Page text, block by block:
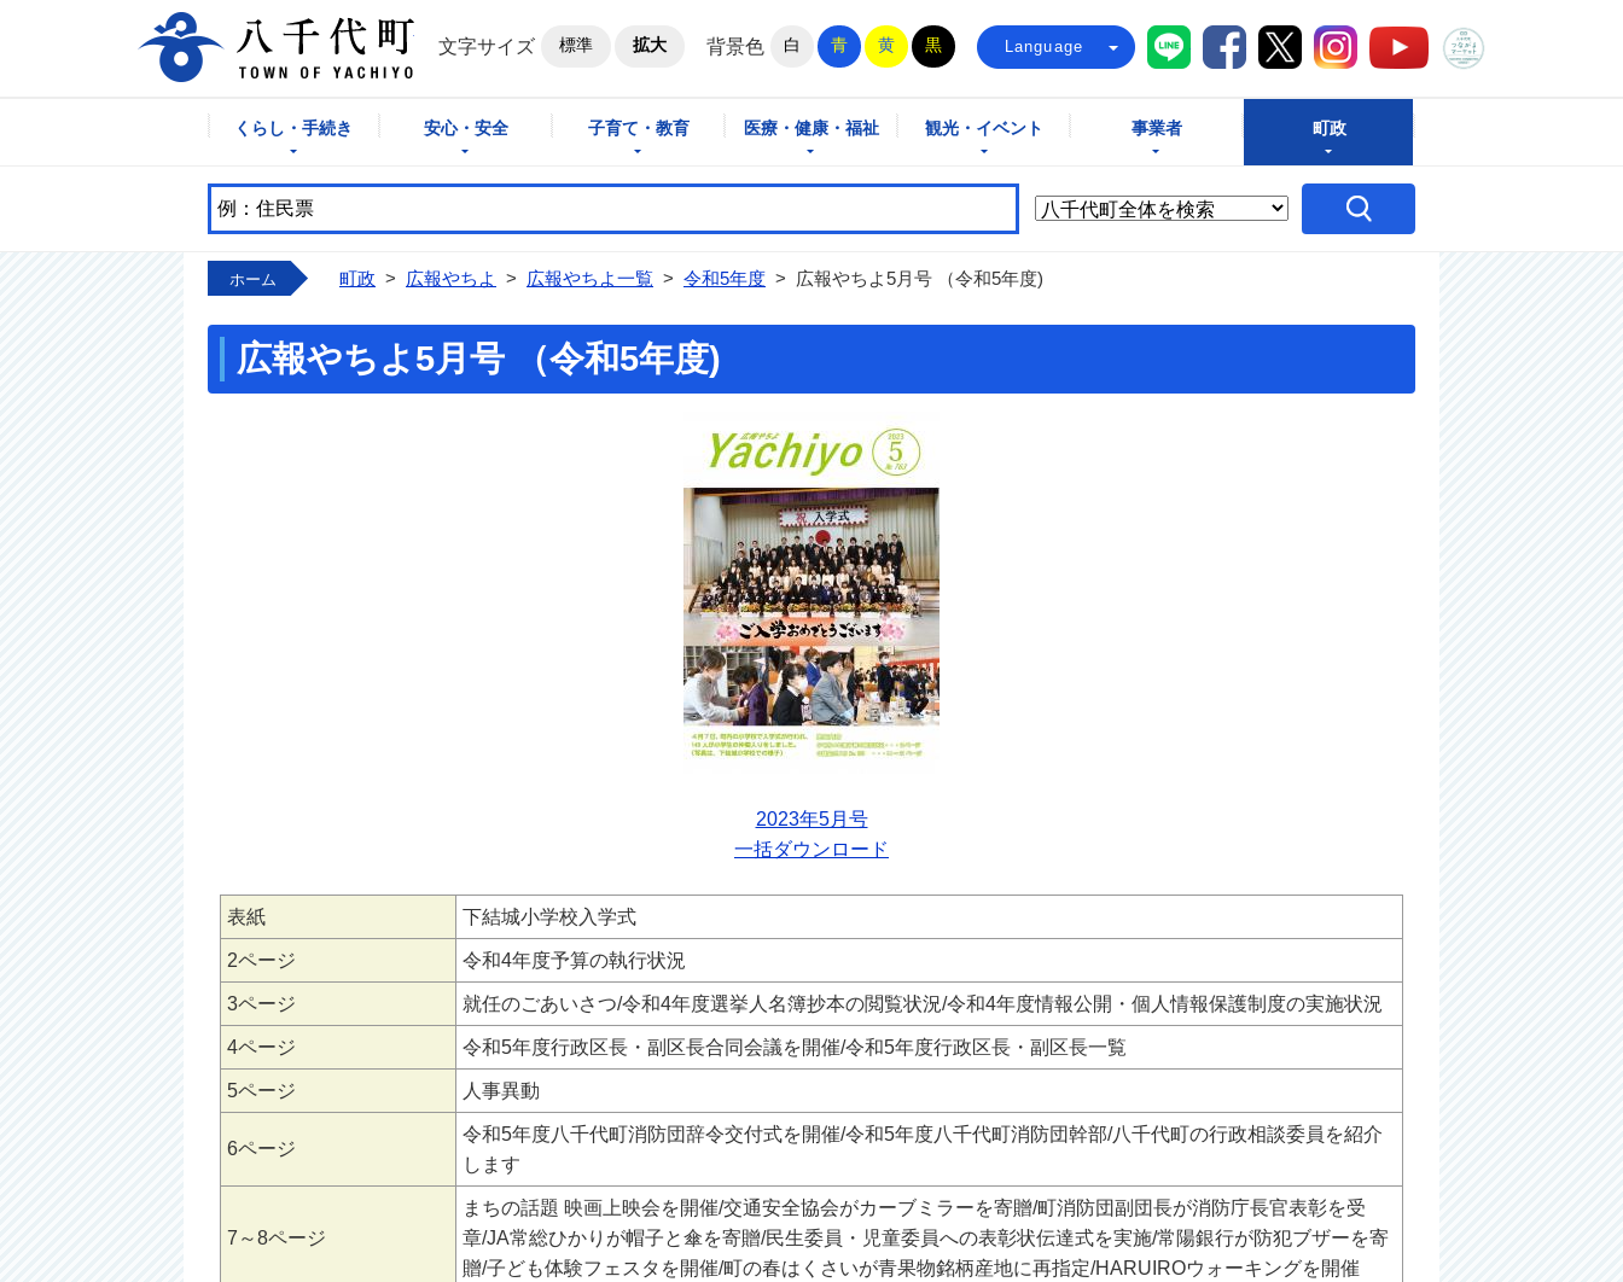
八千代町公式ホームページ
文字サイズ
標準 拡大 背景色 白 青 黄 黒 Language 八千代町LINE
八千代町Facebook
八千代町X八千代町Instagram八千代町YouTube
くらし・手続き 安心・安全 子育て・教育 医療・健康・福祉 観光・イベント 事業者 町政
ホーム 町政 > 広報やちよ > 広報やちよ一覧 > 令和5年度 > 広報やちよ5月号 （令和5年度)
広報やちよ5月号 （令和5年度)
2023年5月号
一括ダウンロード
表紙 下結城小学校入学式
2ページ 令和4年度予算の執行状況
3ページ 就任のごあいさつ/令和4年度選挙人名簿抄本の閲覧状況/令和4年度情報公開・個人情報保護制度の実施状況
4ページ 令和5年度行政区長・副区長合同会議を開催/令和5年度行政区長・副区長一覧
5ページ 人事異動
6ページ
令和5年度八千代町消防団辞令交付式を開催/令和5年度八千代町消防団幹部/八千代町の行政相談委員を紹介
します
7～8ページ
まちの話題 映画上映会を開催/交通安全協会がカーブミラーを寄贈/町消防団副団長が消防庁長官表彰を受
章/JA常総ひかりが帽子と傘を寄贈/民生委員・児童委員への表彰状伝達式を実施/常陽銀行が防犯ブザーを寄
贈/子ども体験フェスタを開催/町の春はくさいが青果物銘柄産地に再指定/HARUIROウォーキングを開催